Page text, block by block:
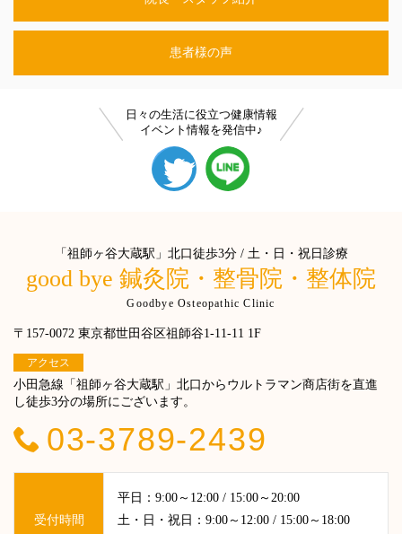
患者様の声
日々の生活に役立つ健康情報
イベント情報を発信中♪
「祖師ヶ谷大蔵駅」北口徒歩3分 / 土・日・祝日診療
good bye 鍼灸院・整骨院・整体院
Goodbye Osteopathic Clinic
〒157-0072 東京都世田谷区祖師谷1-11-11 1F
アクセス
小田急線「祖師ヶ谷大蔵駅」北口からウルトラマン商店街を直進
し徒歩3分の場所にございます。
03-3789-2439
受付時間
平日：9:00～12:00 / 15:00～20:00
土・日・祝日：9:00～12:00 / 15:00～18:00